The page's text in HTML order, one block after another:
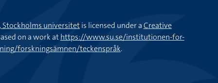
universitetis licensed under aCreative
on a work athttps://www.su.se/institutionen-for-
forskningsämnen/teckenspråk.